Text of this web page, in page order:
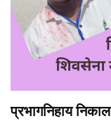
प्रभागनिहाय निकाल